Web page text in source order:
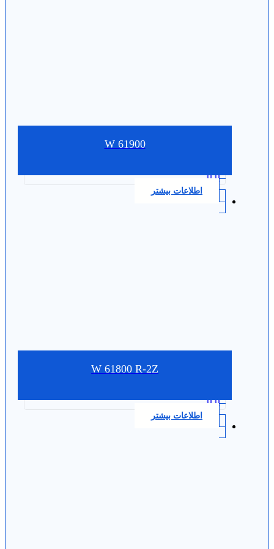
W 61900
0.0
اطلاعات بیشتر
W 61800 R-2Z
0.0
اطلاعات بیشتر